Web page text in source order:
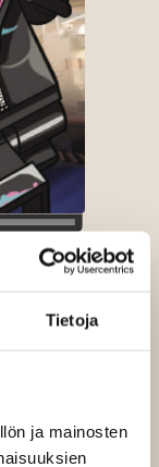
Tietoja
ja mainosten